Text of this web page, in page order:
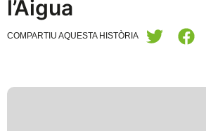
l’Aigua
COMPARTIU AQUESTA HISTÒRIA